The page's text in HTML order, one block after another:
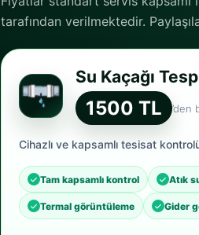
tarafından verilmektedir.
Su Kaçağı
1500 TL ’den
Cihazlı ve kapsamlı tesisat
Tam kapsamlı kontrol Atık
Termal görüntüleme Gider